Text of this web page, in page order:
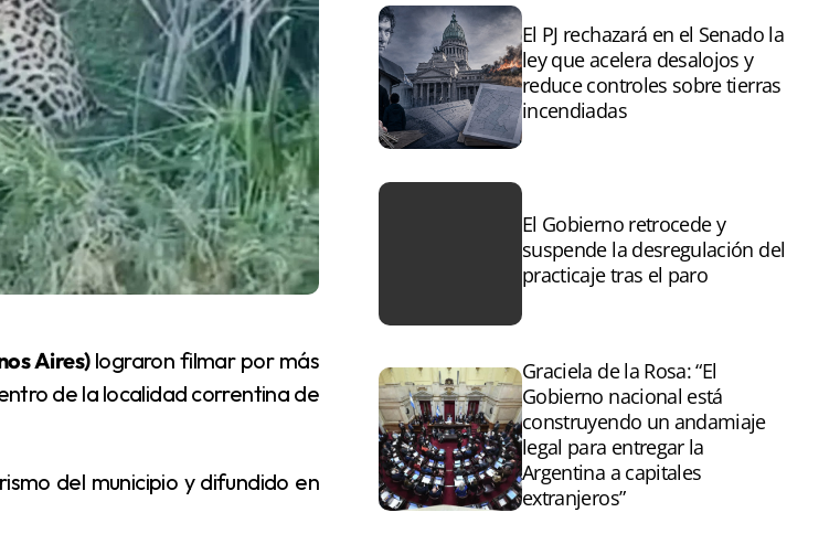
Aires)lograron filmar por más
de la localidad correntina de
El PJ rechazará en el Senado la
ley que acelera desalojos y
reduce controles sobre tierras
incendiadas
El Gobierno retrocede y
suspende la desregulación del
practicaje tras el paro
Graciela de la Rosa: “El
Gobierno nacional está
construyendo un andamiaje
legal para entregar la
Argentina a capitales
extranjeros”